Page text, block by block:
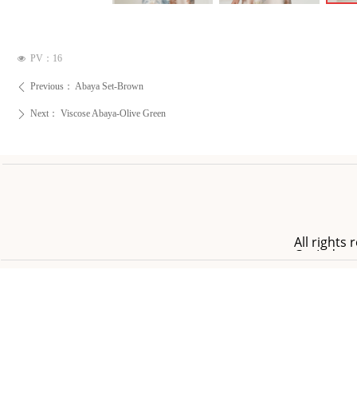
넶 PV： 16
ꄴ Previous： Abaya Set-Brown
ꄲ Next： Viscose Abaya-Olive Green
All rights
Co.,Ltd.